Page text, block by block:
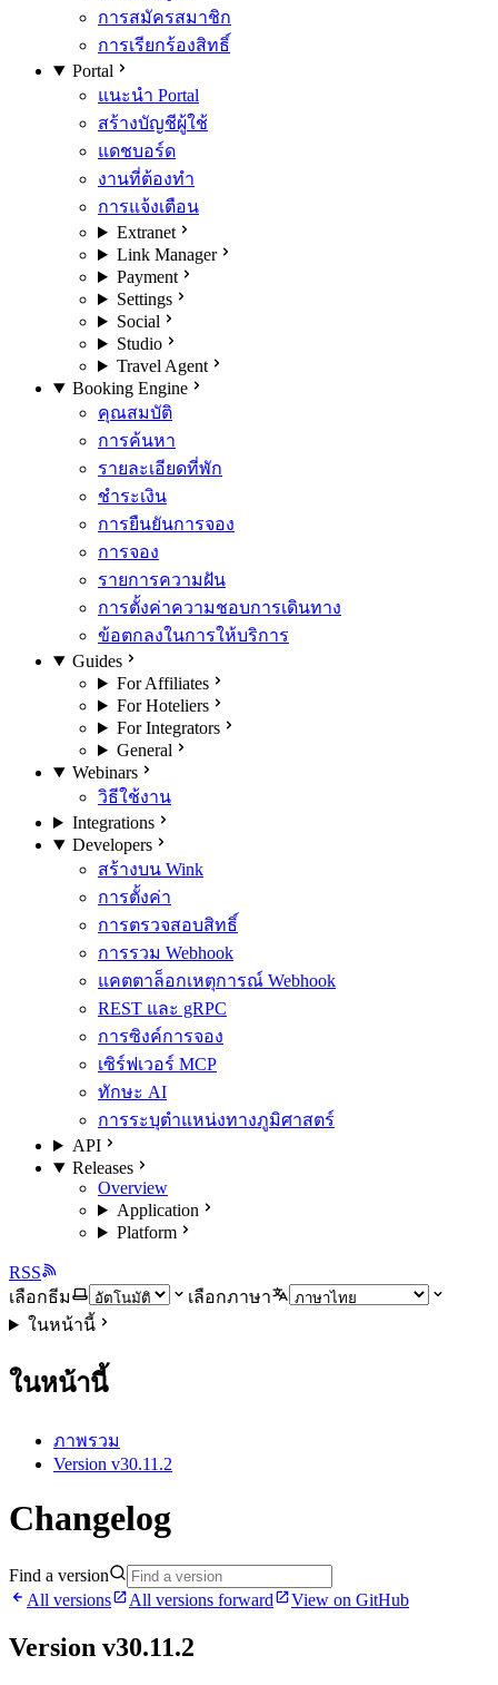
การสมัครสมาชิก
การเรียกร้องสิทธิ์
Portal
แนะนำ Portal
สร้างบัญชีผู้ใช้
แดชบอร์ด
งานที่ต้องทำ
การแจ้งเตือน
Extranet
Link Manager
Payment
Settings
Social
Studio
Travel Agent
Booking Engine
คุณสมบัติ
การค้นหา
รายละเอียดที่พัก
ชำระเงิน
การยืนยันการจอง
การจอง
รายการความฝัน
การตั้งค่าความชอบการเดินทาง
ข้อตกลงในการให้บริการ
Guides
For Affiliates
For Hoteliers
For Integrators
General
Webinars
วิธีใช้งาน
Integrations
Developers
สร้างบน Wink
การตั้งค่า
การตรวจสอบสิทธิ์
การรวม Webhook
แคตตาล็อกเหตุการณ์ Webhook
REST และ gRPC
การซิงค์การจอง
เซิร์ฟเวอร์ MCP
ทักษะ AI
การระบุตำแหน่งทางภูมิศาสตร์
API
Releases
Overview
Application
Platform
RSS
เลือกธีม
เลือกภาษา
ในหน้านี้
ในหน้านี้
ภาพรวม
Version v30.11.2
Changelog
Find a version
All versions
All versions forward View on GitHub
Version v30.11.2